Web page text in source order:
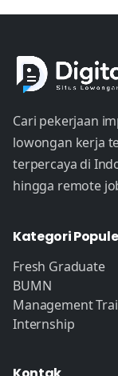
Cari pekerjaan
lowongan kerja
terpercaya di
hingga remote
Kategori
Fresh Graduate
BUMN
Management
Internship